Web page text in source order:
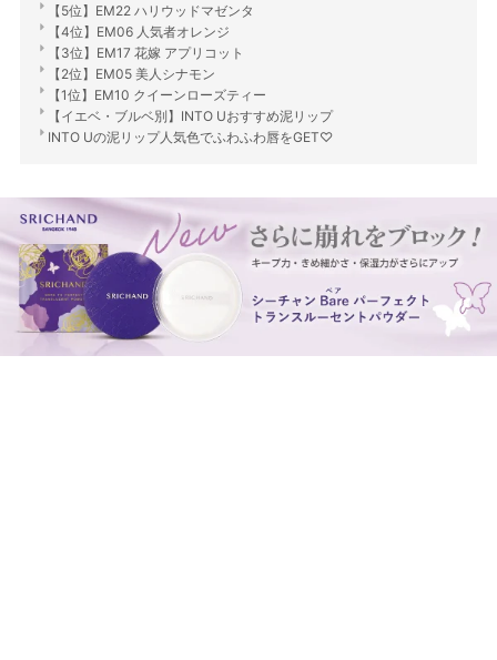
【5位】EM22 ハリウッドマゼンタ
【4位】EM06 人気者オレンジ
【3位】EM17 花嫁 アプリコット
【2位】EM05 美人シナモン
【1位】EM10 クイーンローズティー
【イエベ・ブルベ別】INTO Uおすすめ泥リップ
INTO Uの泥リップ人気色でふわふわ唇をGET♡